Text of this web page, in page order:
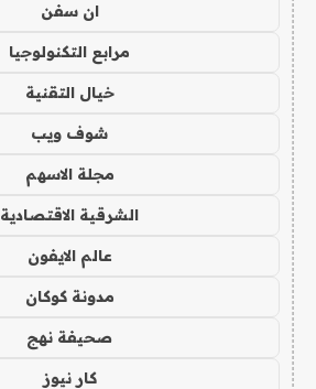
ان سفن
مرابع التكنولوجيا
خيال التقنية
شوف ويب
مجلة الاسهم
الشرقية الاقتصادية
عالم الايفون
مدونة كوكان
صحيفة نهج
كار نيوز